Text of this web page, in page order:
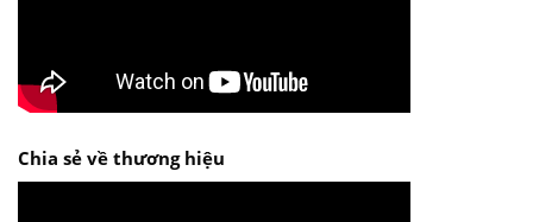
Chia sẻ về thương hiệu